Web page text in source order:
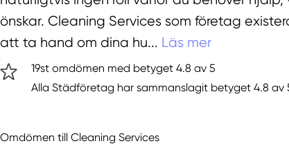
önskar. Cleaning Services som företag
att ta hand om dina hu... Läs mer
19st omdömen med betyget 4.8 av 5
Alla Städföretag har sammanslagit betyget 4.8 av
Omdömen till Cleaning Services